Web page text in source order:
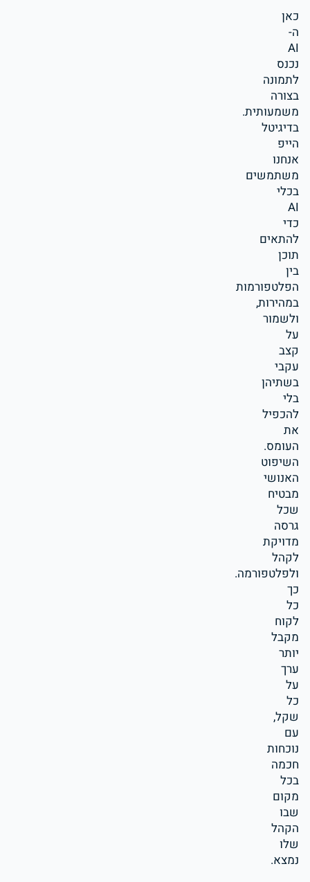
כאן
ה-
AI
נכנס
לתמונה
בצורה
משמעותית.
בדיגיטל
הייפ
אנחנו
משתמשים
בכלי
AI
כדי
להתאים
תוכן
בין
הפלטפורמות
במהירות,
ולשמור
על
קצב
עקבי
בשתיהן
בלי
להכפיל
את
העומס.
השיפוט
האנושי
מבטיח
שכל
גרסה
מדויקת
לקהל
ולפלטפורמה.
כך
כל
לקוח
מקבל
יותר
ערך
על
כל
שקל,
עם
נוכחות
חכמה
בכל
מקום
שבו
הקהל
שלו
נמצא.